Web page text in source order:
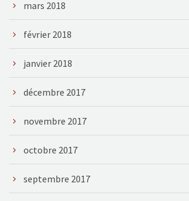
mars 2018
février 2018
janvier 2018
décembre 2017
novembre 2017
octobre 2017
septembre 2017